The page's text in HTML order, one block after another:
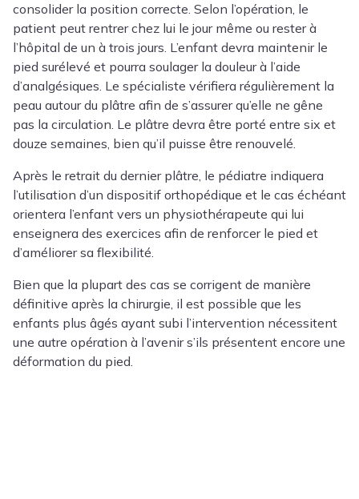
consolider la position correcte. Selon l’opération, le
patient peut rentrer chez lui le jour même ou rester à
l’hôpital de un à trois jours. L’enfant devra maintenir le
pied surélevé et pourra soulager la douleur à l’aide
d’analgésiques. Le spécialiste vérifiera régulièrement la
peau autour du plâtre afin de s’assurer qu’elle ne gêne
pas la circulation. Le plâtre devra être porté entre six et
douze semaines, bien qu’il puisse être renouvelé.
Après le retrait du dernier plâtre, le pédiatre indiquera
l’utilisation d’un dispositif orthopédique et le cas échéant
orientera l’enfant vers un physiothérapeute qui lui
enseignera des exercices afin de renforcer le pied et
d’améliorer sa flexibilité.
Bien que la plupart des cas se corrigent de manière
définitive après la chirurgie, il est possible que les
enfants plus âgés ayant subi l’intervention nécessitent
une autre opération à l’avenir s’ils présentent encore une
déformation du pied.